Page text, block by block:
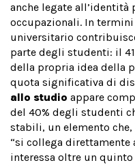
anche legate
occupazionali. In
universitario
parte degli studenti: il
della propria idea della
quota significativa di
allo studio appare
del 40% degli studenti
stabili, un elemento
“si collega direttamente
interessa oltre un